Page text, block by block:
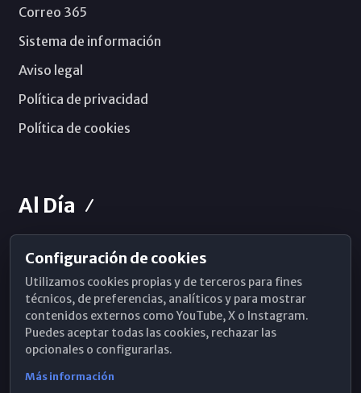
Correo 365
Sistema de información
Aviso legal
Política de privacidad
Política de cookies
Al Día
Horarios de Misa
Hemeroteca
WhatsApp
Configuración de cookies
Utilizamos cookies propias y de terceros para fines
técnicos, de preferencias, analíticos y para mostrar
contenidos externos como YouTube, X o Instagram.
Puedes aceptar todas las cookies, rechazar las
opcionales o configurarlas.
Más información